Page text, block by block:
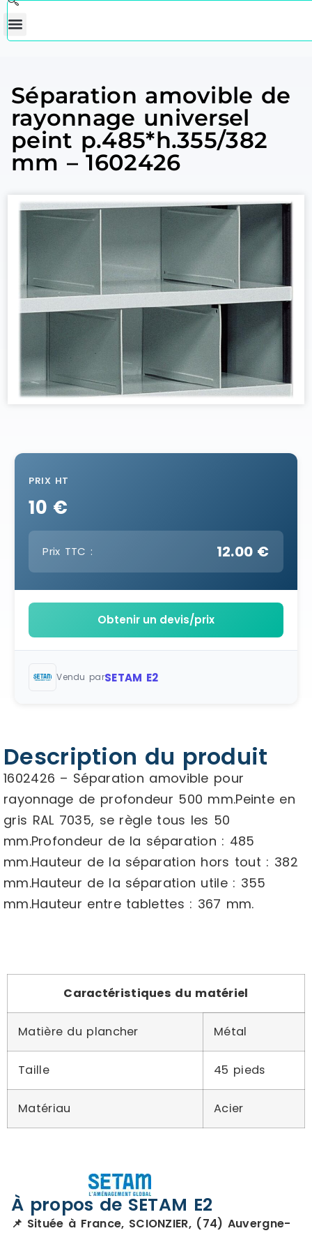
Séparation amovible de
rayonnage universel
peint p.485*h.355/382
mm – 1602426
PRIX HT
10 €
Prix TTC : 12.00 €
Obtenir un devis/prix
Vendu parSETAM E2
Description du produit
1602426 – Séparation amovible pour
rayonnage de profondeur 500 mm.Peinte en
gris RAL 7035, se règle tous les 50
mm.Profondeur de la séparation : 485
mm.Hauteur de la séparation hors tout : 382
mm.Hauteur de la séparation utile : 355
mm.Hauteur entre tablettes : 367 mm.
Caractéristiques du matériel
Matière du plancher Métal
Taille 45 pieds
Matériau Acier
À propos de SETAM E2
📌 Située à France, SCIONZIER, (74) Auvergne-